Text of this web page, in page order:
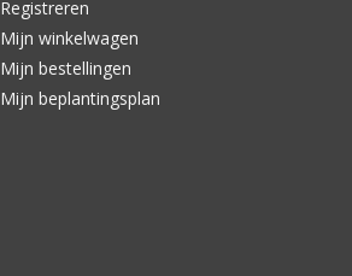
Registreren
Mijn winkelwagen
Mijn bestellingen
Mijn beplantingsplan